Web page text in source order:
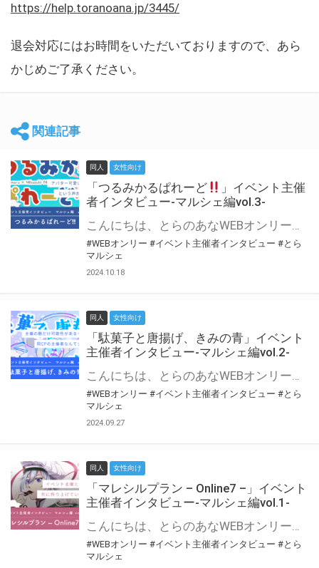
https://help.toranoana.jp/3445/
退会対応にはお時間をいただいておりますので、あら
かじめご了承ください。
関連記事
同人 女性向け
「つるみかるぱれーど
」イベント主催
者インタビュー-マルシェ編vol.3-
こんにちは、とらのあなWEBオンリー運営スタッフです。 新たにお届けする、イベント主催者インタビュー-マルシェ編-は、 とらのあなWEBオンリー「マルシェ」をご利用した主催様に 「マルシェ」を使って開催した感想や心がけをお聞きする企画です。 今回は、WEBオンリー初開催「つるみかるぱれーど
#WEBオンリー #イベント主催者インタビュー #とら
マルシェ
2024.10.18
同人 女性向け
「駄菓子と唐揚げ、きみの青」イベント
主催者インタビュー-マルシェ編vol.2-
こんにちは、とらのあなWEBオンリー運営スタッフです。 新たにお届けする、イベント主催者インタビュー-マルシェ編-は、 とらのあなWEBオンリー「マルシェ」をご利用の主催様に 「マルシェ」を使ってイベントを開催した感想や心がけをお聞きする企画です。 今回は、WEBオンリー初開催「駄菓子と唐揚げ、きみの青」より、 主催のぎこ六屋様にお話を伺いました。 協力：ぎこ六屋様／イベント公式Twitter（@krkgwks） とらのあなWEBオンリー「マルシェ」とは？ WEBオンリーでリアルタイムでコミュニケーションがとれるオンライン会場です。
#WEBオンリー #イベント主催者インタビュー #とら
マルシェ
2024.09.27
同人 女性向け
「マレシルプラン – Online7 –」イベント
主催者インタビュー-マルシェ編vol.1-
こんにちは、とらのあなWEBオンリー運営スタッフです。 新たにお届けする、イベント主催者インタビュー-マルシェ編-は、 とらのあなWEBオンリー「マルシェ」をご利用した主催様に 「マルシェ」を使って開催した感想や心がけをお聞きする企画です。 今回は、WEBオンリー開催7回目迎えた「マレシルプラン – Online7 –」より、 主催の玉川うた様にお話を伺いました。 ▼マレシルプランのインタビュー前回記事 「イベント主催者インタビュー vol.6」はこちら 協力：玉川うた様（マレシルプラン実行委員会 代表）／イベント公式Twitter（@mallesil_plan） とらのあなWEBオンリー「マルシェ」とは？ WEBオンリーでリアルタイムでコミュニケーションがとれるオンライン会場です。
#WEBオンリー #イベント主催者インタビュー #とら
マルシェ